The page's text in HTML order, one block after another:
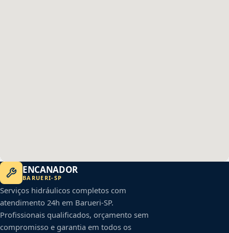
ENCANADOR
BARUERI-SP
Serviços hidráulicos completos com
atendimento 24h em Barueri-SP.
Profissionais qualificados, orçamento sem
compromisso e garantia em todos os